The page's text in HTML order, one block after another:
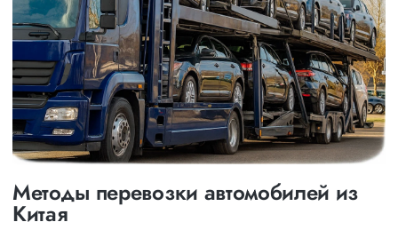
Методы перевозки автомобилей из
Китая